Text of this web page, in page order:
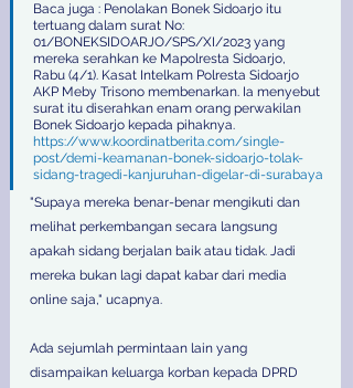
Baca juga : Penolakan Bonek Sidoarjo itu
tertuang dalam surat No:
01/BONEKSIDOARJO/SPS/XI/2023 yang
mereka serahkan ke Mapolresta Sidoarjo,
Rabu (4/1). Kasat Intelkam Polresta Sidoarjo
AKP Meby Trisono membenarkan. Ia menyebut
surat itu diserahkan enam orang perwakilan
Bonek Sidoarjo kepada pihaknya.
https://www.koordinatberita.com/single-
post/demi-keamanan-bonek-sidoarjo-tolak-
sidang-tragedi-kanjuruhan-digelar-di-surabaya
"Supaya mereka benar-benar mengikuti dan
melihat perkembangan secara langsung
apakah sidang berjalan baik atau tidak. Jadi
mereka bukan lagi dapat kabar dari media
online saja," ucapnya.
Ada sejumlah permintaan lain yang
disampaikan keluarga korban kepada DPRD